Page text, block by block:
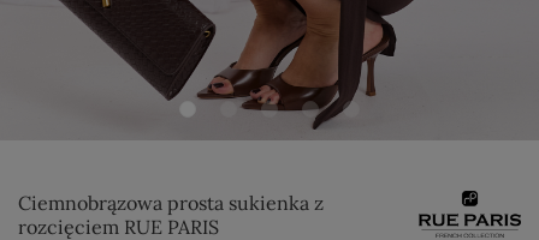
Ciemnobrązowa prosta sukienka z
rozcięciem RUE PARIS